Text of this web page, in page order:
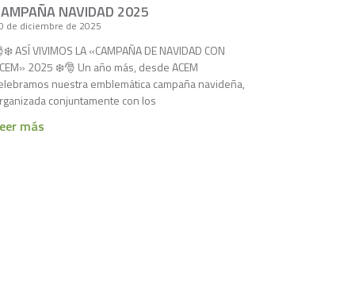
NAVIDAD 2025
de diciembre de 2025
ASÍ VIVIMOS LA «CAMPAÑA DE NAVIDAD CON
2025 ❄️🎅 Un año más, desde ACEM
nuestra emblemática campaña navideña,
conjuntamente con los
más